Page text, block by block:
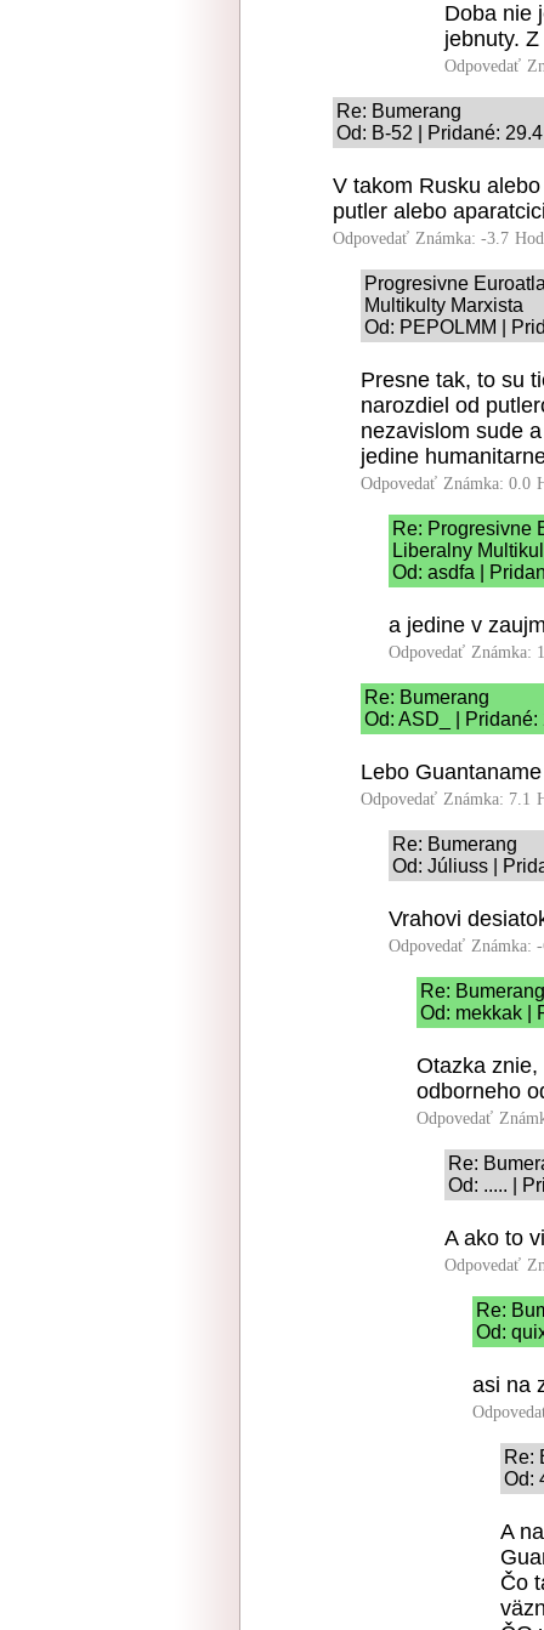
Doba nie
jebnuty.
Odpovedať
Re: Bumerang
Od: B-52 | Pridané:
V takom Rusku
putler alebo
Odpovedať Známka: -3.7
Progresivne
Multikulty Marxista
Od: PEPOLMM |
Presne tak, to su
narozdiel od
nezavislom sude
jedine
Odpovedať Známka: 0.0
Re: Progresivne
Liberalny
Od: asdfa |
a jedine v
Odpovedať Známka:
Re: Bumerang
Od: ASD_ |
Lebo
Odpovedať Známka: 7.1
Re: Bumerang
Od: Júliuss |
Vrahovi
Odpovedať Známka:
Re: Bumerang
Od: mekkak |
Otazka
odborneho
Odpovedať
Re:
Od: ..... |
A ako to
Odpovedať
Re:
Od:
asi na
Re:
Od:
A
Čo